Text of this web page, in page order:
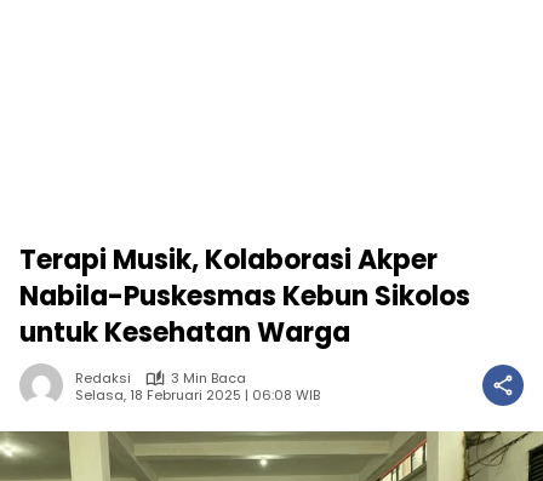
Terapi Musik, Kolaborasi Akper
Nabila-Puskesmas Kebun Sikolos
untuk Kesehatan Warga
Redaksi
3 Min Baca
Selasa, 18 Februari 2025 | 06:08 WIB